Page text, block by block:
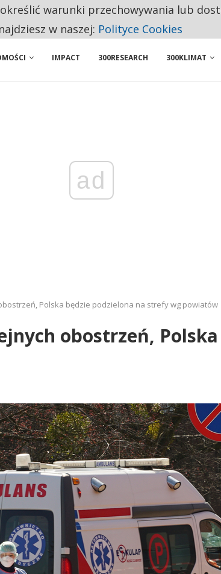
LIŚCIE SĄ DWA PODMIOTY Z POLSKI
IMPACT 300RESEARCH 300KLIMAT
ad
Polska będzie podzielona na strefy wg powiatów
obostrzeń,
warunki przechowywania lub
w naszej: Polityce Cookies